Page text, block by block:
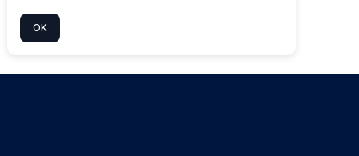
OK